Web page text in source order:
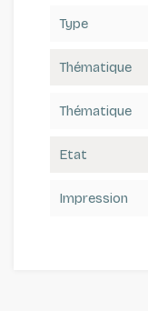
Type
Thématique
Thématique
Etat
Impression